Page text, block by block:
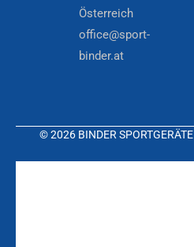
Österreich
office@sport-
binder.at
© 2026 BINDER SPORTGERÄTE